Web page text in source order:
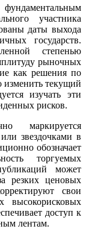
участника
даты выхода
государств.
степенью
рыночных
как решения по
текущий
изучать эти
рисков.
маркируется
звездочками в
обозначает
торгуемых
может
резких ценовых
свои
высокорисковых
доступ к
лентам.